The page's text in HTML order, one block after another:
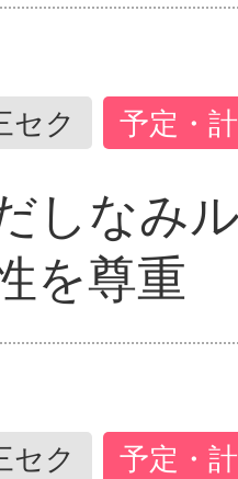
セク 予定・
しなみ
を尊重
セク 予定・